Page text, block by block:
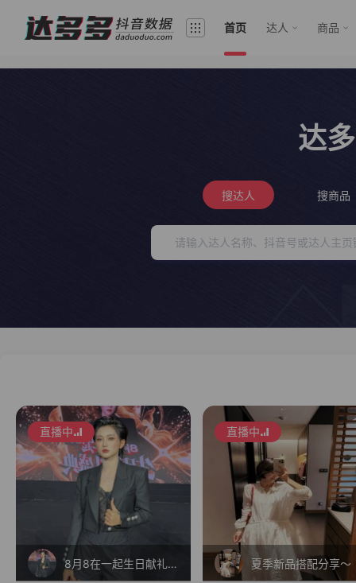
首页 达人 商品
达
搜达人 搜商品
直播中
8月8在一起生日献礼盛典
直播中
夏季新品搭配分享～